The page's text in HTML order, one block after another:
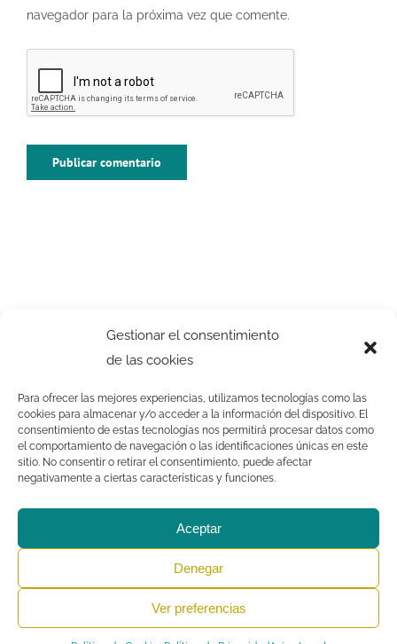
Gestionar el consentimiento
de las cookies
Para ofrecer las mejores experiencias, utilizamos tecnologías como las
cookies para almacenar y/o acceder a la información del dispositivo. El
consentimiento de estas tecnologías nos permitirá procesar datos como
el comportamiento de navegación o las identificaciones únicas en este
sitio. No consentir o retirar el consentimiento, puede afectar
negativamente a ciertas características y funciones.
Aceptar
Denegar
Ver preferencias
navegador para la próxima vez que comente.